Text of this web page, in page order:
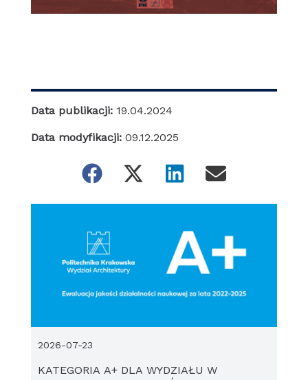
Data publikacji: 19.04.2024
Data modyfikacji: 09.12.2025
KATEGORIA A+ DLA WYDZIAŁU W
2026-07-23